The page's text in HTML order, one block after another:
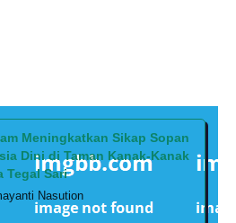
Meningkatkan Sikap Sopan
Dini di Taman Kanak-Kanak
Tegal Sari
Nasution